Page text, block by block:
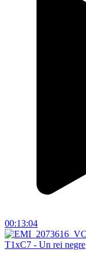
00:13:04
T1xC7 - Un rei negre